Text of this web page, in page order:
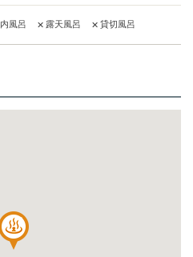
内風呂 ✕ 露天風呂 ✕ 貸切風呂